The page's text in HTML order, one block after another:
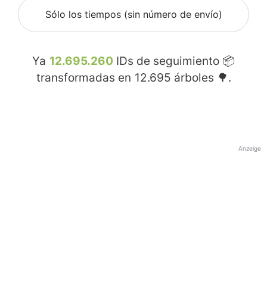
Sólo los tiempos (sin número de envío)
Ya 12.695.260 IDs de seguimiento 📦
transformadas en 12.695 árboles 🌳.
Anzeige